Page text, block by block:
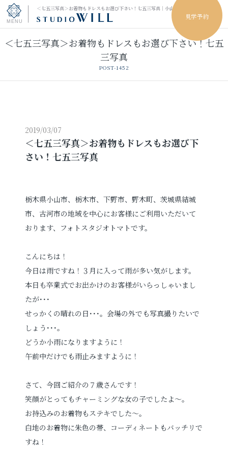
＜七五三写真＞お着物もドレスもお選び下さい！七五三写真｜小山市のフォトスタジオ
見学予約
トップページ
ウェディングフォト
振袖レンタル
その他の撮影
証明写真 シニア・還暦写真
撮影予約
＜七五三写真＞お着物もドレスもお選び下さい！七五
三写真
POST-1452
2019/03/07
＜七五三写真＞お着物もドレスもお選び下
さい！七五三写真
栃木県小山市、栃木市、下野市、野木町、茨城県結城
市、古河市の地域を中心にお客様にご利用いただいて
おります、フォトスタジオトマトです。
こんにちは！
今日は雨ですね！３月に入って雨が多い気がします。
本日も卒業式でお出かけのお客様がいらっしゃいまし
たが･･･
せっかくの晴れの日･･･。会場の外でも写真撮りたいで
しょう･･･。
どうか小雨になりますように！
午前中だけでも雨止みますように！
さて、今回ご紹介の７歳さんです！
笑顔がとってもチャーミングな女の子でしたよ～。
お持込みのお着物もステキでした～。
白地のお着物に朱色の帯、コーディネートもバッチリで
すね！